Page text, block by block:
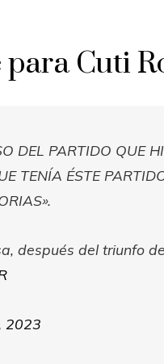
Cuti
DEL PARTIDO QUE
TENÍA ÉSTE
después del triunfo
2023